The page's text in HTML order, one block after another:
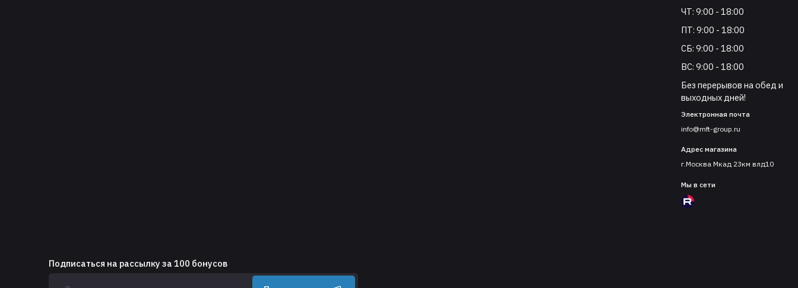
ЧТ: 9:00 - 18:00
ПТ: 9:00 - 18:00
СБ: 9:00 - 18:00
ВС: 9:00 - 18:00
Без перерывов на обед и
выходных дней!
Электронная почта
info@mft-group.ru
Адрес магазина
г.Москва Мкад 23км влд10
Мы в сети
Подписаться на рассылку за 100 бонусов